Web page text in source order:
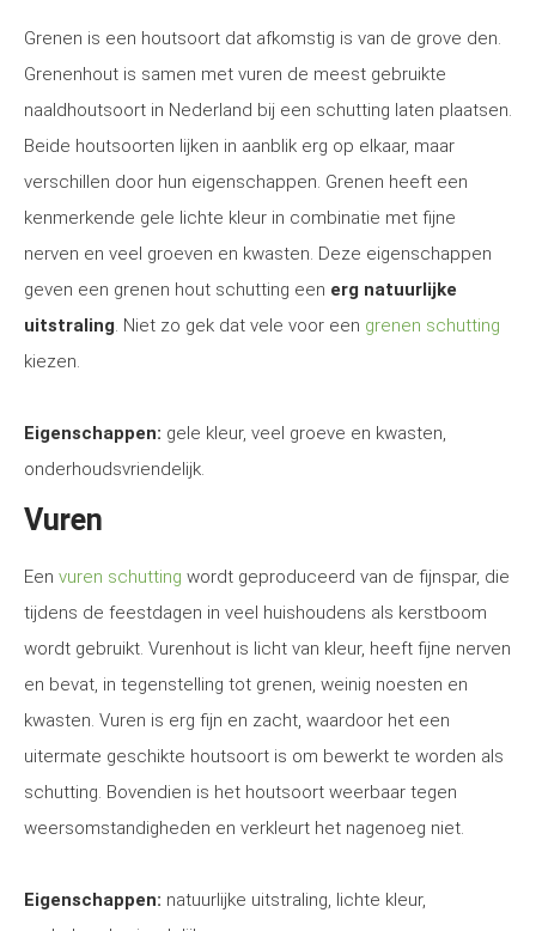
Grenen is een houtsoort dat afkomstig is van de grove den.
Grenenhout is samen met vuren de meest gebruikte
naaldhoutsoort in Nederland bij een schutting laten plaatsen.
Beide houtsoorten lijken in aanblik erg op elkaar, maar
verschillen door hun eigenschappen. Grenen heeft een
kenmerkende gele lichte kleur in combinatie met fijne
nerven en veel groeven en kwasten. Deze eigenschappen
geven een grenen hout schutting een erg natuurlijke
uitstraling. Niet zo gek dat vele voor een grenen schutting
kiezen.
Eigenschappen: gele kleur, veel groeve en kwasten,
onderhoudsvriendelijk.
Vuren
Een vuren schutting wordt geproduceerd van de fijnspar, die
tijdens de feestdagen in veel huishoudens als kerstboom
wordt gebruikt. Vurenhout is licht van kleur, heeft fijne nerven
en bevat, in tegenstelling tot grenen, weinig noesten en
kwasten. Vuren is erg fijn en zacht, waardoor het een
uitermate geschikte houtsoort is om bewerkt te worden als
schutting. Bovendien is het houtsoort weerbaar tegen
weersomstandigheden en verkleurt het nagenoeg niet.
Eigenschappen: natuurlijke uitstraling, lichte kleur,